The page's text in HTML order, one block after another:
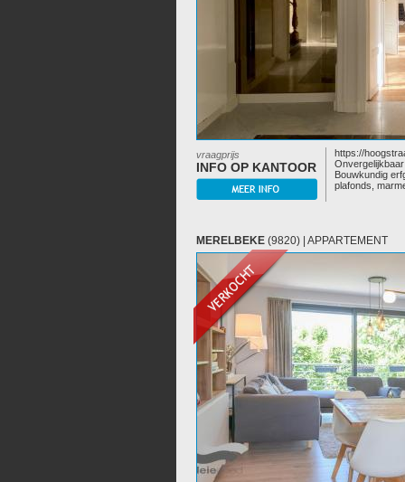
vraagprijs
INFO OP KANTOOR
https://
Bouwkundig
plafonds,
MERELBEKE (9820) | APPARTEMENT